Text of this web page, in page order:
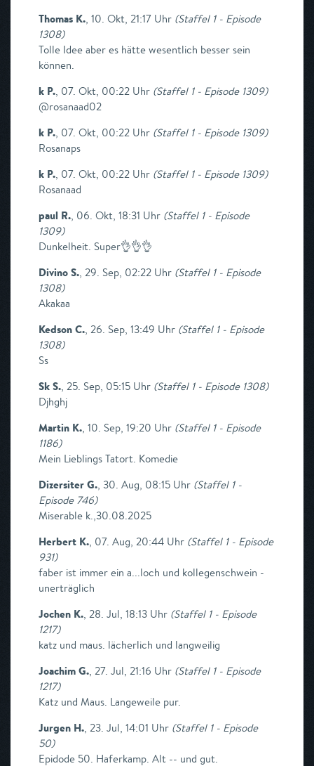
Thomas K., 10. Okt, 21:17 Uhr (Staffel 1 - Episode
1308)
Tolle Idee aber es hätte wesentlich besser sein
können.
k P., 07. Okt, 00:22 Uhr (Staffel 1 - Episode 1309)
@rosanaad02
k P., 07. Okt, 00:22 Uhr (Staffel 1 - Episode 1309)
Rosanaps
k P., 07. Okt, 00:22 Uhr (Staffel 1 - Episode 1309)
Rosanaad
paul R., 06. Okt, 18:31 Uhr (Staffel 1 - Episode
1309)
Dunkelheit. Super👌👌👌
Divino S., 29. Sep, 02:22 Uhr (Staffel 1 - Episode
1308)
Akakaa
Kedson C., 26. Sep, 13:49 Uhr (Staffel 1 - Episode
1308)
Ss
Sk S., 25. Sep, 05:15 Uhr (Staffel 1 - Episode 1308)
Djhghj
Martin K., 10. Sep, 19:20 Uhr (Staffel 1 - Episode
1186)
Mein Lieblings Tatort. Komedie
Dizersiter G., 30. Aug, 08:15 Uhr (Staffel 1 -
Episode 746)
Miserable k.,30.08.2025
Herbert K., 07. Aug, 20:44 Uhr (Staffel 1 - Episode
931)
faber ist immer ein a...loch und kollegenschwein -
unerträglich
Jochen K., 28. Jul, 18:13 Uhr (Staffel 1 - Episode
1217)
katz und maus. lächerlich und langweilig
Joachim G., 27. Jul, 21:16 Uhr (Staffel 1 - Episode
1217)
Katz und Maus. Langeweile pur.
Jurgen H., 23. Jul, 14:01 Uhr (Staffel 1 - Episode
50)
Epidode 50. Haferkamp. Alt -- und gut.